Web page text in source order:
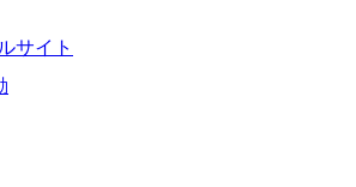
サイト